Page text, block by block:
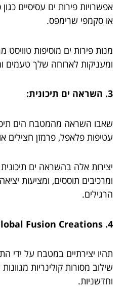
אפשרויות פירות ים עסיסיים
או סקמפי שרימפס.
מנות פירות ים מוסיפות
ומעניקות לארוחה שלך טעמים
3. השראה ים תיכונית:
שאבו השראה מהמטבח הים
עטיפות פלאפל, פרמזן חצילים
יצירות אלה בהשראה ים
ומרכיבים תוססים, ומציעות
הרגילים.
4. Global Fusion Creations:
תהיו יצירתיים במטבח על ידי
שילוב מסורות קולינריות
וחדשניות.